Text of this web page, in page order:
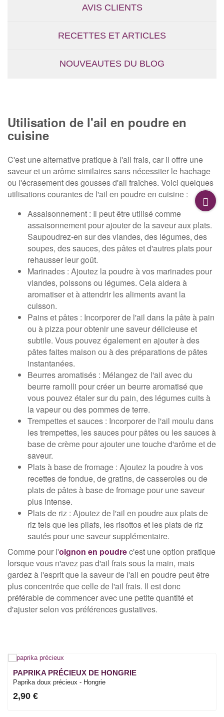
AVIS CLIENTS
RECETTES ET ARTICLES
NOUVEAUTES DU BLOG
Utilisation de l'ail en poudre en
cuisine
C'est une alternative pratique à l'ail frais, car il offre une
saveur et un arôme similaires sans nécessiter le hachage
ou l'écrasement des gousses d'ail fraîches. Voici quelques
utilisations courantes de l'ail en poudre en cuisine :
Assaisonnement : Il peut être utilisé comme
assaisonnement pour ajouter de la saveur aux plats.
Saupoudrez-en sur des viandes, des légumes, des
soupes, des sauces, des pâtes et d'autres plats pour
rehausser leur goût.
Marinades : Ajoutez la poudre à vos marinades pour
viandes, poissons ou légumes. Cela aidera à
aromatiser et à attendrir les aliments avant la
cuisson.
Pains et pâtes : Incorporer de l'ail dans la pâte à pain
ou à pizza pour obtenir une saveur délicieuse et
subtile. Vous pouvez également en ajouter à des
pâtes faites maison ou à des préparations de pâtes
instantanées.
Beurres aromatisés : Mélangez de l'ail avec du
beurre ramolli pour créer un beurre aromatisé que
vous pouvez étaler sur du pain, des légumes cuits à
la vapeur ou des pommes de terre.
Trempettes et sauces : Incorporer de l'ail moulu dans
les trempettes, les sauces pour pâtes ou les sauces à
base de crème pour ajouter une touche d'arôme et de
saveur.
Plats à base de fromage : Ajoutez la poudre à vos
recettes de fondue, de gratins, de casseroles ou de
plats de pâtes à base de fromage pour une saveur
plus intense.
Plats de riz : Ajoutez de l'ail en poudre aux plats de
riz tels que les pilafs, les risottos et les plats de riz
sautés pour une saveur supplémentaire.
Comme pour l'oignon en poudrec'est une option pratique
lorsque vous n'avez pas d'ail frais sous la main, mais
gardez à l'esprit que la saveur de l'ail en poudre peut être
plus concentrée que celle de l'ail frais. Il est donc
préférable de commencer avec une petite quantité et
d'ajuster selon vos préférences gustatives.
PAPRIKA PRÉCIEUX DE HONGRIE
Paprika doux précieux - Hongrie
2,90 €